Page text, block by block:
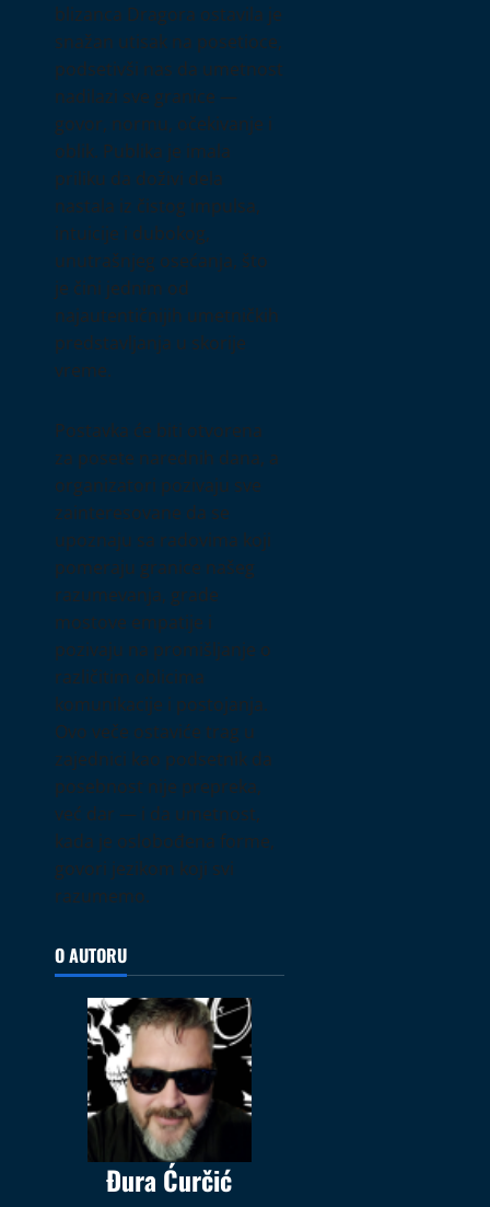
blizanca Dragora ostavila je
snažan utisak na posetioce,
podsetivši nas da umetnost
nadilazi sve granice —
govor, normu, očekivanje i
oblik. Publika je imala
priliku da doživi dela
nastala iz čistog impulsa,
intuicije i dubokog,
unutrašnjeg osećanja, što
je čini jednim od
najautentičnijih umetničkih
predstavljanja u skorije
vreme.
Postavka će biti otvorena
za posete narednih dana, a
organizatori pozivaju sve
zainteresovane da se
upoznaju sa radovima koji
pomeraju granice našeg
razumevanja, grade
mostove empatije i
pozivaju na promišljanje o
različitim oblicima
komunikacije i postojanja.
Ovo veče ostaviće trag u
zajednici kao podsetnik da
posebnost nije prepreka,
već dar — i da umetnost,
kada je oslobođena forme,
govori jezikom koji svi
razumemo.
O AUTORU
Đura Ćurčić